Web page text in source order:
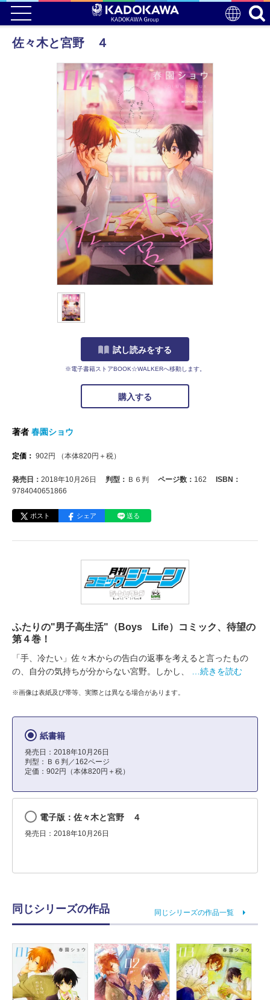
佐々木と宮野 ４
試し読みをする
※電子書籍ストアBOOK☆WALKERへ移動します。
購入する
著者 春園ショウ
定価： 902 円 （本体820円＋税）
発売日： 2018年10月26日 判型： Ｂ６判 ページ数： 162
ISBN：
9784040651866
ポスト シェア 送る
ふたりの"男子高生活"（Boys Life）コミック、待望の
第４巻！
「手、冷たい」佐々木からの告白の返事を考えると言ったもの
の、自分の気持ちが分からない宮野。しかし、
…続きを読む
※画像は表紙及び帯等、実際とは異なる場合があります。
紙書籍
発売日：2018年10月26日
判型：Ｂ６判／162ページ
定価：902円（本体820円＋税）
電子版：佐々木と宮野 ４
発売日：2018年10月26日
同じシリーズの作品 同じシリーズの作品一覧